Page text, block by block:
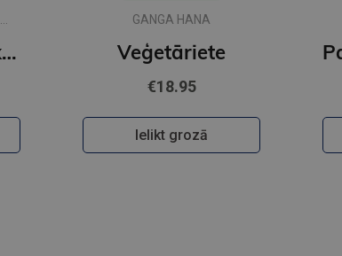
Trimdā ar cālīti kabatā
GANGA HANA
Veģetāriete
€18.95
Ielikt grozā